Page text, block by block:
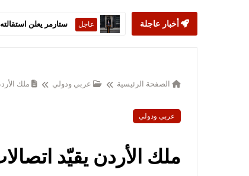
أخبار عاجلة عاجل ستارمر يعلن
الصفحة الرئيسية عربي ودولي ملك
عربي ودولي
ملك الأردن يقيّد